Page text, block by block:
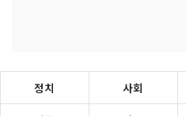
정치 사회